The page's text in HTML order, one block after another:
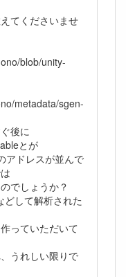
てくださいませ
blob/unity-
metadata/sgen-
後に
とが
アドレスが並んで
でしょうか？
して解析された
っていただいて
うれしい限りで